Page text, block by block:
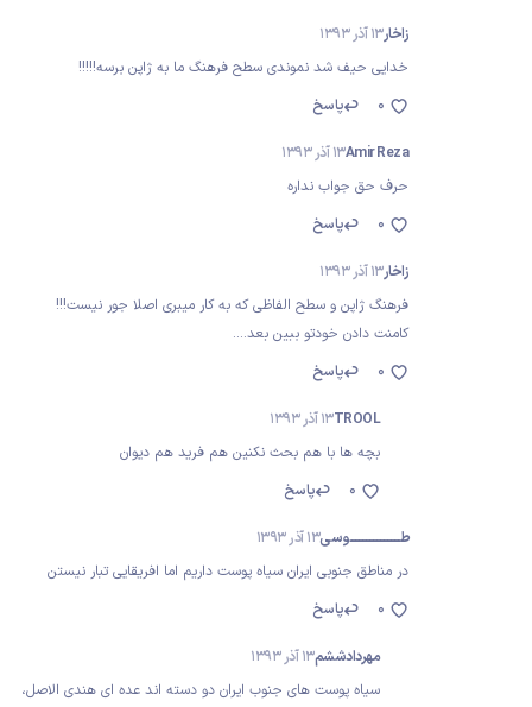
زاخار13 آذر 1393
خدایی حیف شد نموندی سطح فرهنگ ما به ژاپن برسه!!!!!
پاسخ
0
Amir Reza13 آذر 1393
حرف حق جواب نداره
پاسخ
0
زاخار13 آذر 1393
فرهنگ ژاپن و سطح الفاظی که به کار میبری اصلا جور نیست!!!
کامنت دادن خودتو ببین بعد....
پاسخ
0
TROOL13 آذر 1393
بچه ها با هم بحث نکنین هم فرید هم دیوان
پاسخ
0
طــــــــــــــــــــــــــــوسی13 آذر 1393
در مناطق جنوبی ایران سیاه پوست داریم اما افریقایی تبار نیستن
پاسخ
0
مهردادششم13 آذر 1393
سیاه پوست های جنوب ایران دو دسته اند عده ای هندی الاصل،